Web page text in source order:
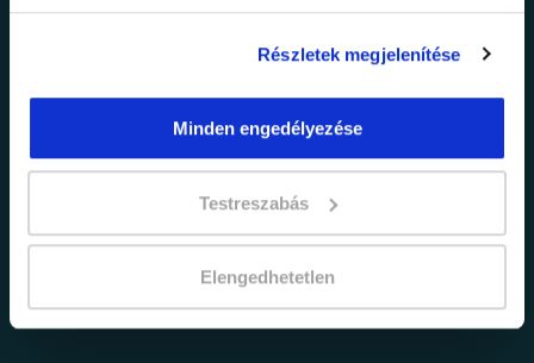
Részletek megjelenítése
Minden engedélyezése
Testreszabás
Elengedhetetlen
adatkezelési tájékoztatóban